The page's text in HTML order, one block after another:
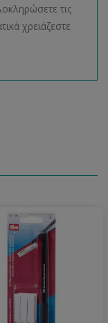
τις
χρειάζεστε